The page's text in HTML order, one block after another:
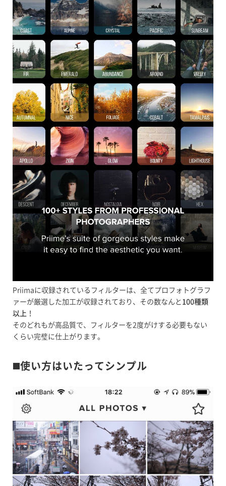
Priimaに収録されているフィルターは、全てプロフォトグラフ
ァーが厳選した加工が収録されており、その数なんと 100種類
以上 ！
そのどれもが高品質で、フィルターを2度がけする必要もない
くらい完璧に仕上がります。
◼️使い方はいたってシンプル